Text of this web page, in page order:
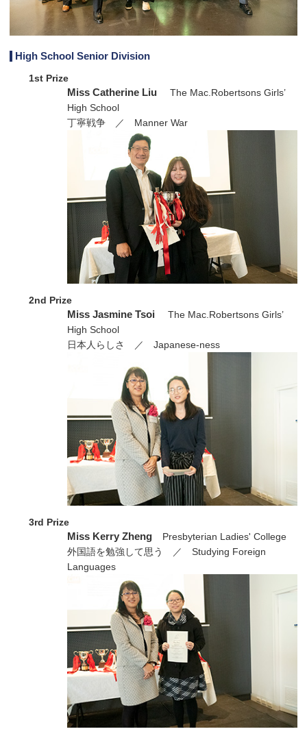
High School Senior Division
1st Prize
Miss Catherine Liu
The Mac.Robertsons Girls’
High School
丁寧戦争 ／ Manner War
2nd Prize
Miss Jasmine Tsoi
The Mac.Robertsons Girls’
High School
日本人らしさ ／ Japanese-ness
3rd Prize
Miss Kerry Zheng
Presbyterian Ladies' College
外国語を勉強して思う ／ Studying Foreign
Languages